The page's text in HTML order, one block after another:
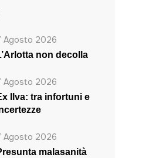
Agosto 2026
non decolla
Agosto 2026
Ilva: tra infortuni e
Agosto 2026
malasanità